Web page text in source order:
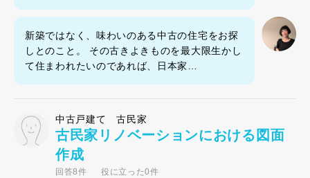
新築ではなく、味わいのある中古の住宅をお探
しとのこと。 その古きよきものを最大限生かし
て住まわれたいのであれば、日本家…
中古戸建て 古民家
古民家リノベーションにおける図面
作成
回答8件 役に立った0件